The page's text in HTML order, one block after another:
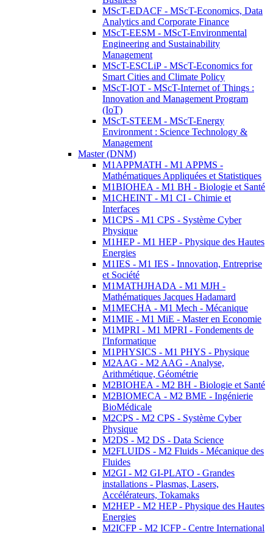
MScT-EDACF - MScT-Economics, Data
Analytics and Corporate Finance
MScT-EESM - MScT-Environmental
Engineering and Sustainability
Management
MScT-ESCLiP - MScT-Economics for
Smart Cities and Climate Policy
MScT-IOT - MScT-Internet of Things :
Innovation and Management Program
(IoT)
MScT-STEEM - MScT-Energy
Environment : Science Technology &
Management
Master (DNM)
M1APPMATH - M1 APPMS -
Mathématiques Appliquées et Statistiques
M1BIOHEA - M1 BH - Biologie et Santé
M1CHEINT - M1 CI - Chimie et
Interfaces
M1CPS - M1 CPS - Système Cyber
Physique
M1HEP - M1 HEP - Physique des Hautes
Energies
M1IES - M1 IES - Innovation, Entreprise
et Société
M1MATHJHADA - M1 MJH -
Mathématiques Jacques Hadamard
M1MECHA - M1 Mech - Mécanique
M1MIE - M1 MiE - Master en Economie
M1MPRI - M1 MPRI - Fondements de
l'Informatique
M1PHYSICS - M1 PHYS - Physique
M2AAG - M2 AAG - Analyse,
Arithmétique, Géométrie
M2BIOHEA - M2 BH - Biologie et Santé
M2BIOMECA - M2 BME - Ingénierie
BioMédicale
M2CPS - M2 CPS - Système Cyber
Physique
M2DS - M2 DS - Data Science
M2FLUIDS - M2 Fluids - Mécanique des
Fluides
M2GI - M2 GI-PLATO - Grandes
installations - Plasmas, Lasers,
Accélérateurs, Tokamaks
M2HEP - M2 HEP - Physique des Hautes
Energies
M2ICFP - M2 ICFP - Centre International